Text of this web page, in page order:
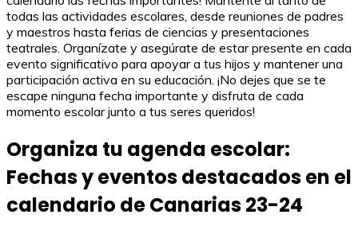
todas las actividades escolares, desde reuniones de padres
y maestros hasta ferias de ciencias y presentaciones
teatrales. Organízate y asegúrate de estar presente en cada
evento significativo para apoyar a tus hijos y mantener una
participación activa en su educación. ¡No dejes que se te
escape ninguna fecha importante y disfruta de cada
momento escolar junto a tus seres queridos!
Organiza tu agenda escolar:
Fechas y eventos destacados en el
calendario de Canarias 23-24